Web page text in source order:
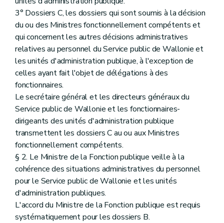
3° Dossiers C, les dossiers qui sont soumis à la décision
du ou des Ministres fonctionnellement compétents et
qui concernent les autres décisions administratives
relatives au personnel du Service public de Wallonie et
les unités d'administration publique, à l'exception de
celles ayant fait l'objet de délégations à des
fonctionnaires.
Le secrétaire général et les directeurs généraux du
Service public de Wallonie et les fonctionnaires-
dirigeants des unités d'administration publique
transmettent les dossiers C au ou aux Ministres
fonctionnellement compétents.
§ 2. Le Ministre de la Fonction publique veille à la
cohérence des situations administratives du personnel
pour le Service public de Wallonie et les unités
d'administration publiques.
L'accord du Ministre de la Fonction publique est requis
systématiquement pour les dossiers B.